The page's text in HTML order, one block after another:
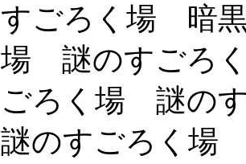
すごろく場 暗
場 謎のすごろ
ごろく場 謎の
謎のすごろく